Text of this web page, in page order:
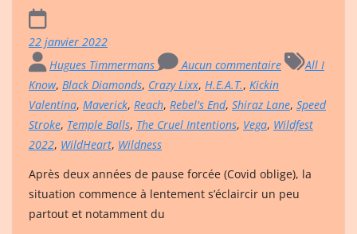
22 janvier 2022
Hugues Timmermans
Aucun commentaire
All I
Know, Black Diamonds, Crazy Lixx, H.E.A.T., Kickin
Valentina, Maverick, Reach, Rebel's End, Shiraz Lane, Speed
Stroke, Temple Balls, The Cruel Intentions, Vega, Wildfest
2022, WildHeart, Wildness
Après deux années de pause forcée (Covid oblige), la
situation commence à lentement s’éclaircir un peu
partout et notamment du